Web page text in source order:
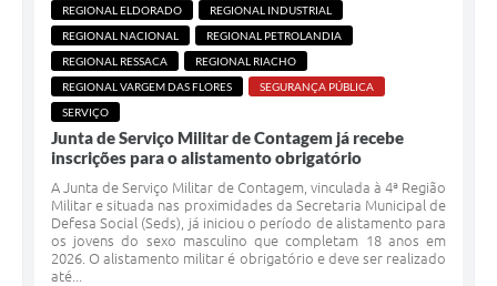
REGIONAL ELDORADO
REGIONAL INDUSTRIAL
REGIONAL NACIONAL
REGIONAL PETROLANDIA
REGIONAL RESSACA
REGIONAL RIACHO
REGIONAL VARGEM DAS FLORES
SEGURANÇA PÚBLICA
SERVIÇO
Junta de Serviço Militar de Contagem já recebe
inscrições para o alistamento obrigatório
A Junta de Serviço Militar de Contagem, vinculada à 4ª Região
Militar e situada nas proximidades da Secretaria Municipal de
Defesa Social (Seds), já iniciou o período de alistamento para
os jovens do sexo masculino que completam 18 anos em
2026. O alistamento militar é obrigatório e deve ser realizado
até...